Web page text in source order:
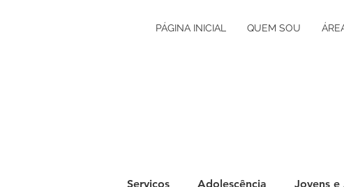
PÁGINA INICIAL QUEM SOU
Serviços Adolescência Jovens